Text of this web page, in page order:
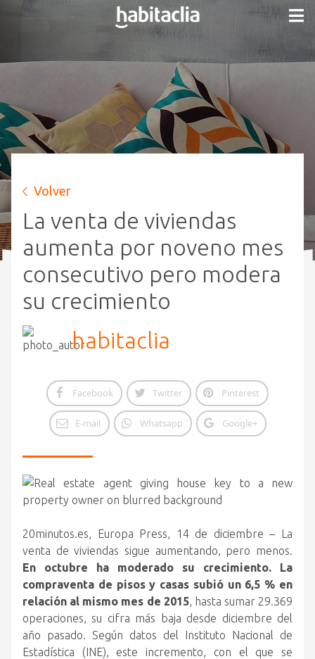
Volver
La venta de viviendas
aumenta por noveno mes
consecutivo pero modera
su crecimiento
habitaclia
Facebook Twitter Pinterest
E-mail Whatsapp Google+
20minutos.es, Europa Press, 14 de diciembre – La
venta de viviendas sigue aumentando, pero menos.
En octubre ha moderado su crecimiento.
La
compraventa de pisos y casas subió un 6,5 % en
relación al mismo mes de 2015, hasta sumar 29.369
operaciones, su cifra más baja desde diciembre del
año pasado. Según datos del Instituto Nacional de
Estadística (INE), este incremento, con el que se